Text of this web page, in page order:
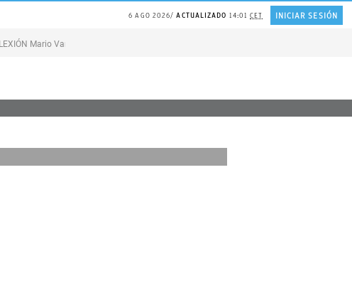
6 AGO 2026 ACTUALIZADO 14:01CET INICIAR SESIÓN
Mario Vargas Llosa